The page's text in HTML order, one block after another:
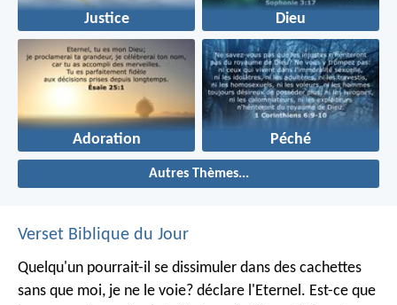
Justice Dieu
Adoration Péché
Autres Thèmes...
Verset Biblique du Jour
Quelqu'un pourrait-il se dissimuler dans des cachettes
sans que moi, je ne le voie? déclare l'Eternel. Est-ce que